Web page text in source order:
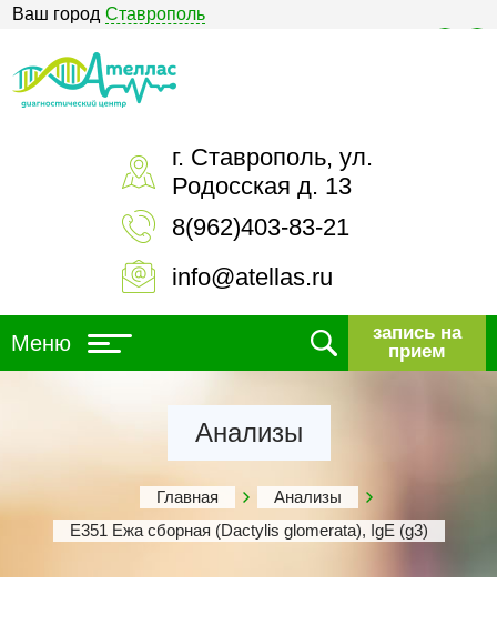
Ваш город Ставрополь
г. Ставрополь, ул.
Родосская д. 13
8(962)403-83-21
info@atellas.ru
Меню
запись на
прием
Анализы
Главная
Анализы
Е351 Ежа сборная (Dactylis glomerata), IgE (g3)